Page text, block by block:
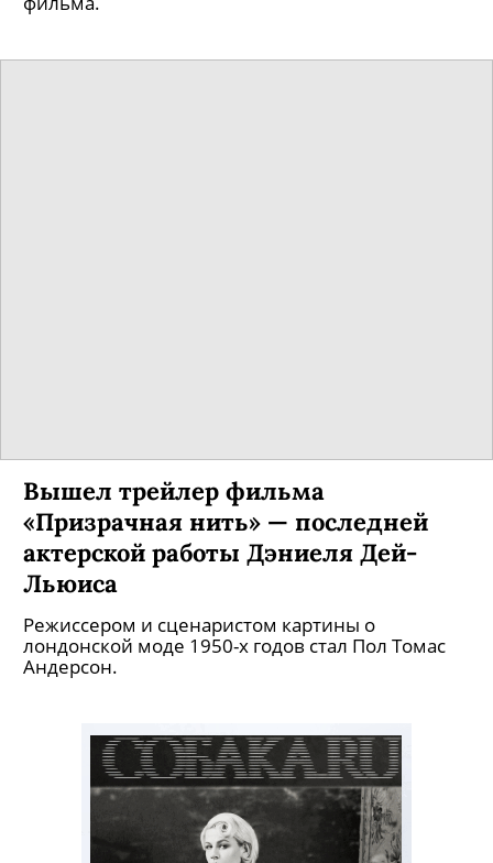
Вышел трейлер фильма
«Призрачная нить» — последней
актерской работы Дэниеля Дей-
Льюиса
Режиссером и сценаристом картины о
лондонской моде 1950-х годов стал Пол Томас
Андерсон.